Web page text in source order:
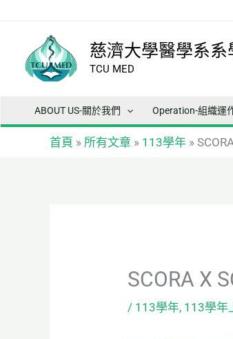
慈濟大學醫學系系
TCU MED
ABOUT US-關於我們 Operation-組織運
首頁 » 所有文章 » 113學年 »
SCORA X
/ 113學年, 113學年